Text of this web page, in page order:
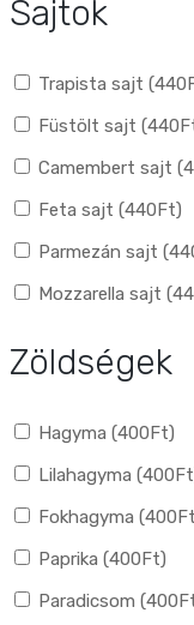
Sajtok
Trapista sajt (440
Füstölt sajt (440
Camembert sajt (
Feta sajt (440Ft)
Parmezán sajt (
Mozzarella sajt (
Zöldségek
Hagyma (400Ft)
Lilahagyma (400Ft
Fokhagyma (400Ft
Paprika (400Ft)
Paradicsom (400